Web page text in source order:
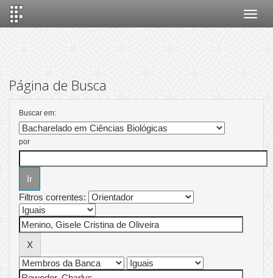
Página de Busca
Buscar em:
por
Filtros correntes: